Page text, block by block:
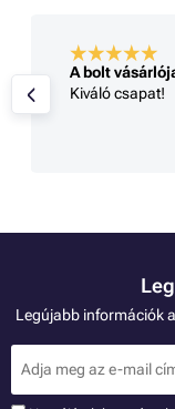
A bolt
Kiváló csapat!
Legújabb információk